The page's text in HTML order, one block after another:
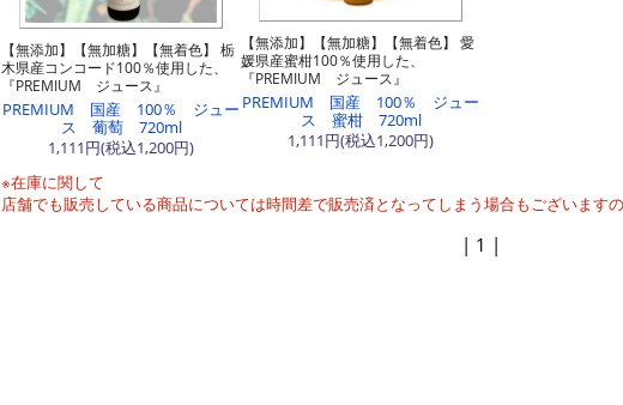
【無添加】【無加糖】【無着色】 栃
木県産コンコード100％使用した、
『PREMIUM ジュース』
PREMIUM 国産 100％ ジュー
ス 葡萄 720ml
1,111円(税込1,200円)
【無添加】【無加糖】【無着色】 愛
媛県産蜜柑100％使用した、
『PREMIUM ジュース』
PREMIUM 国産 100％ ジュー
ス 蜜柑 720ml
1,111円(税込1,200円)
※在庫に関して
店舗でも販売している商品については時間差で販売済となってしまう場合もございますの
| 1 |